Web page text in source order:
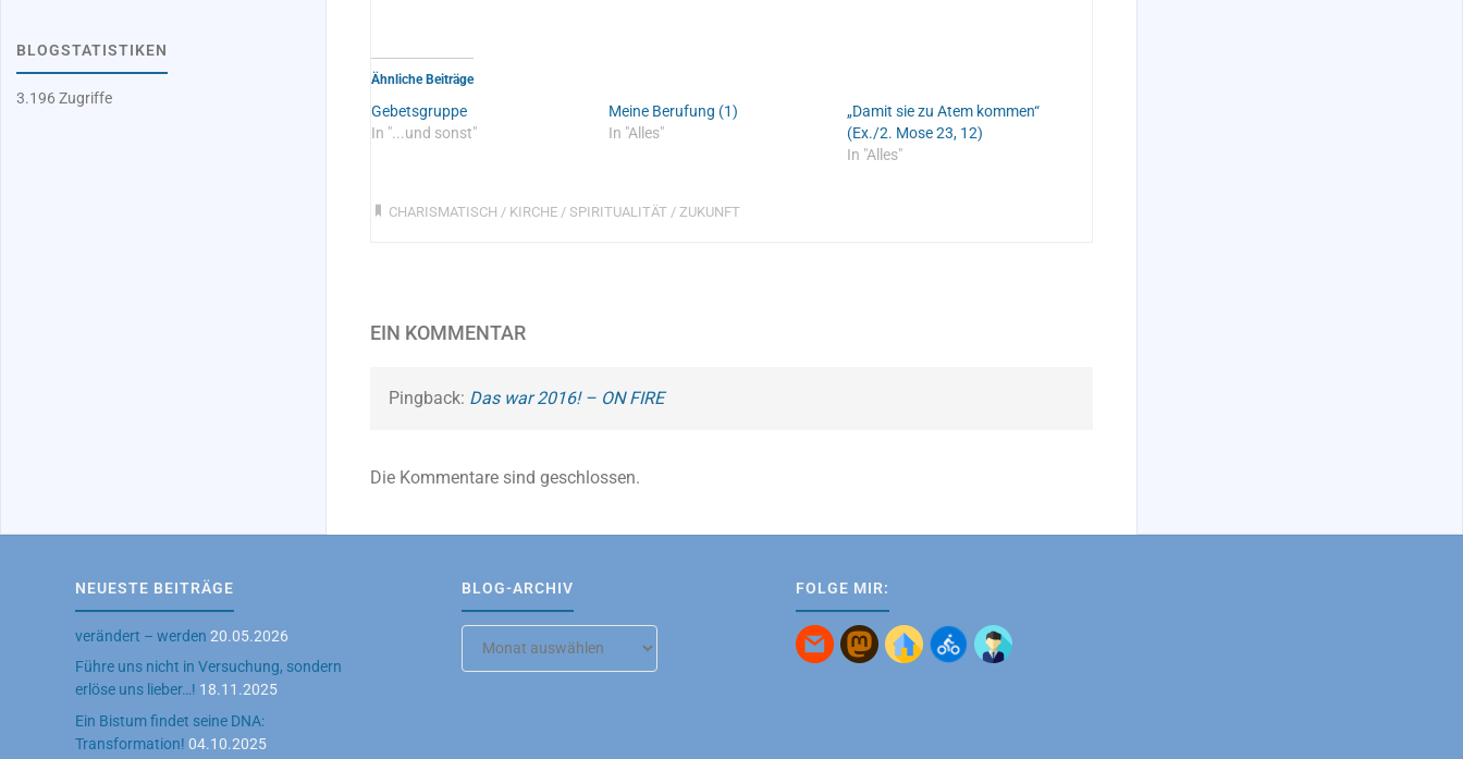
Ähnliche Beiträge
Gebetsgruppe
In "...und sonst"
Meine Berufung (1)
In "Alles"
„Damit sie zu Atem kommen“
(Ex./2. Mose 23, 12)
In "Alles"
CHARISMATISCH / KIRCHE/ SPIRITUALITÄT/ ZUKUNFT
EIN KOMMENTAR
Pingback: Das war 2016! – ON FIRE
Die Kommentare sind geschlossen.
BLOGSTATISTIKEN
3.196 Zugriffe
NEUESTE BEITRÄGE
verändert – werden 20.05.2026
Führe uns nicht in Versuchung, sondern
erlöse uns lieber…! 18.11.2025
Ein Bistum findet seine DNA:
Transformation! 04.10.2025
BLOG-ARCHIV
Archiv
FOLGE MIR: